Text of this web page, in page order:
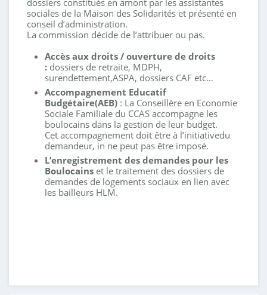
dossiers constitués en amont par les assistantes
sociales de la Maison des Solidarités et présenté en
conseil d’administration.
La commission décide de l’attribuer ou pas.
Accès aux droits / ouverture de droits
: dossiers de retraite, MDPH,
surendettement,ASPA, dossiers CAF etc…
Accompagnement Educatif
Budgétaire(AEB) : La Conseillère en Economie
Sociale Familiale du CCAS accompagne les
boulocains dans la gestion de leur budget.
Cet accompagnement doit être à l’initiativedu
demandeur, in ne peut pas être imposé.
L’enregistrement des demandes pour les
Boulocains et le traitement des dossiers de
demandes de logements sociaux en lien avec
les bailleurs HLM.